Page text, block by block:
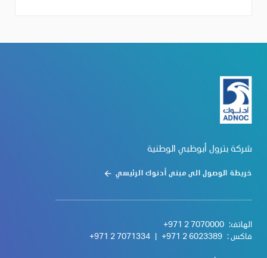
شركة بترول أبوظبي الوطنية
خريطة الوصول الى مبنى أدنوك الرئيسي
الهاتف: +971 2 7070000
فاكس : +971 2 6023389
+971 2 7071334